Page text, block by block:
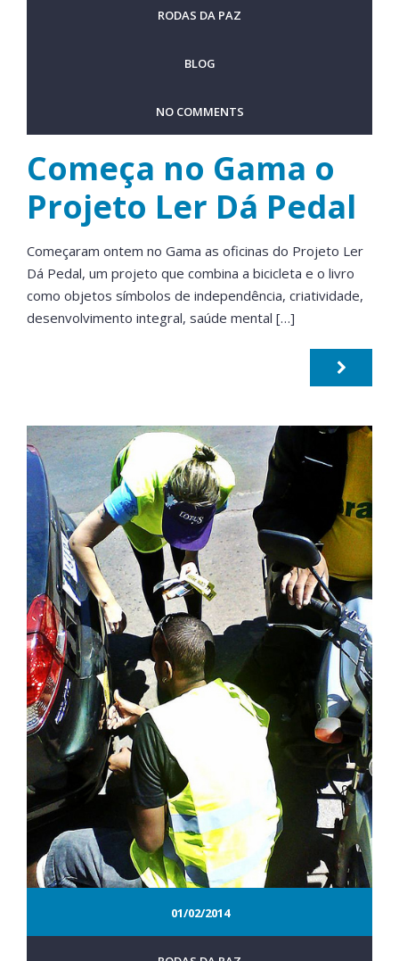
RODAS DA PAZ
BLOG
NO COMMENTS
Começa no Gama o
Projeto Ler Dá Pedal
Começaram ontem no Gama as oficinas do Projeto Ler
Dá Pedal, um projeto que combina a bicicleta e o livro
como objetos símbolos de independência, criatividade,
desenvolvimento integral, saúde mental […]
01/02/2014